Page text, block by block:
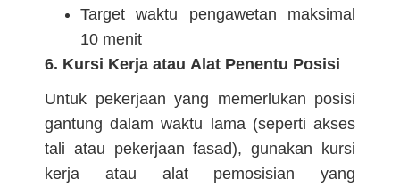
Target waktu pengawetan maksimal
10 menit
6. Kursi Kerja atau Alat Penentu Posisi
Untuk pekerjaan yang memerlukan posisi
gantung dalam waktu lama (seperti akses
tali atau pekerjaan fasad), gunakan kursi
kerja atau alat pemosisian yang